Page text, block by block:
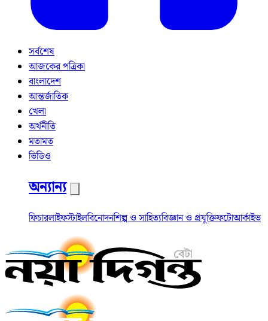
সর্বশেষ
আজকের পত্রিকা
বাংলাদেশ
আন্তর্জাতিক
খেলা
অর্থনীতি
মতামত
ভিডিও
অন্যান্য
ফিচারলাইফস্টাইলবিনোদনশিল্প ও সাহিত্যবিজ্ঞান ও প্রযুক্তিফটোআর্কাইভ